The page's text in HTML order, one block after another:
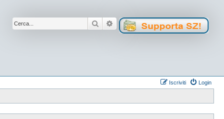
Cerca Ricerca avanzata
Login
Iscriviti